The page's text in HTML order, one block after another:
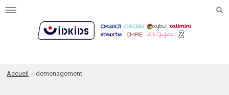
Toggle
Accueil - demenagement